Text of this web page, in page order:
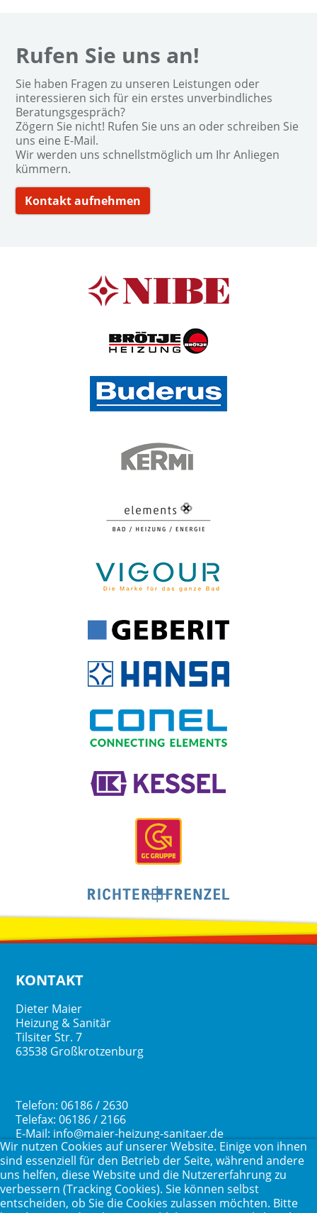
Rufen Sie uns an!
Sie haben Fragen zu unseren Leistungen oder
interessieren sich für ein erstes unverbindliches
Beratungsgespräch?
Zögern Sie nicht! Rufen Sie uns an oder schreiben Sie
uns eine E-Mail.
Wir werden uns schnellstmöglich um Ihr Anliegen
kümmern.
Kontakt aufnehmen
KONTAKT
Dieter Maier
Heizung & Sanitär
Tilsiter Str. 7
63538 Großkrotzenburg
Telefon: 06186 / 2630
Telefax: 06186 / 2166
E-Mail: info@maier-heizung-sanitaer.de
LINKS
Kontakt
Impressum
Wir nutzen Cookies auf unserer Website. Einige von ihnen
sind essenziell für den Betrieb der Seite, während andere
uns helfen, diese Website und die Nutzererfahrung zu
verbessern (Tracking Cookies). Sie können selbst
entscheiden, ob Sie die Cookies zulassen möchten. Bitte